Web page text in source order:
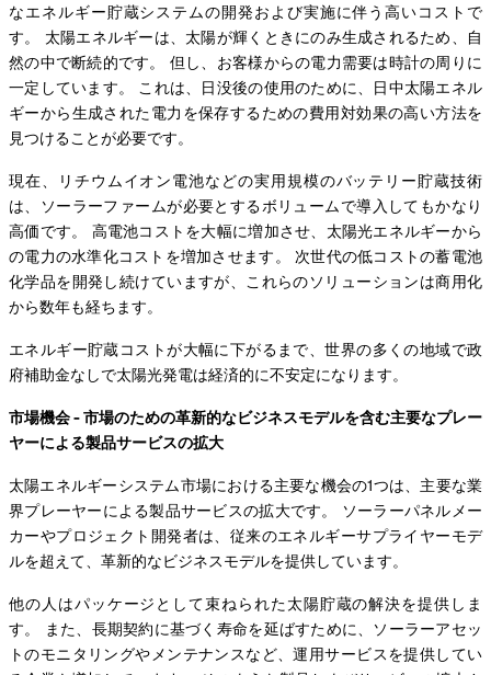
なエネルギー貯蔵システムの開発および実施に伴う高いコストで
す。 太陽エネルギーは、太陽が輝くときにのみ生成されるため、自
然の中で断続的です。 但し、お客様からの電力需要は時計の周りに
一定しています。 これは、日没後の使用のために、日中太陽エネル
ギーから生成された電力を保存するための費用対効果の高い方法を
見つけることが必要です。
現在、リチウムイオン電池などの実用規模のバッテリー貯蔵技術
は、ソーラーファームが必要とするボリュームで導入してもかなり
高価です。 高電池コストを大幅に増加させ、太陽光エネルギーから
の電力の水準化コストを増加させます。 次世代の低コストの蓄電池
化学品を開発し続けていますが、これらのソリューションは商用化
から数年も経ちます。
エネルギー貯蔵コストが大幅に下がるまで、世界の多くの地域で政
府補助金なしで太陽光発電は経済的に不安定になります。
市場機会 - 市場のための革新的なビジネスモデルを含む主要なプレー
ヤーによる製品サービスの拡大
太陽エネルギーシステム市場における主要な機会の1つは、主要な業
界プレーヤーによる製品サービスの拡大です。 ソーラーパネルメー
カーやプロジェクト開発者は、従来のエネルギーサプライヤーモデ
ルを超えて、革新的なビジネスモデルを提供しています。
他の人はパッケージとして束ねられた太陽貯蔵の解決を提供しま
す。 また、長期契約に基づく寿命を延ばすために、ソーラーアセッ
トのモニタリングやメンテナンスなど、運用サービスを提供してい